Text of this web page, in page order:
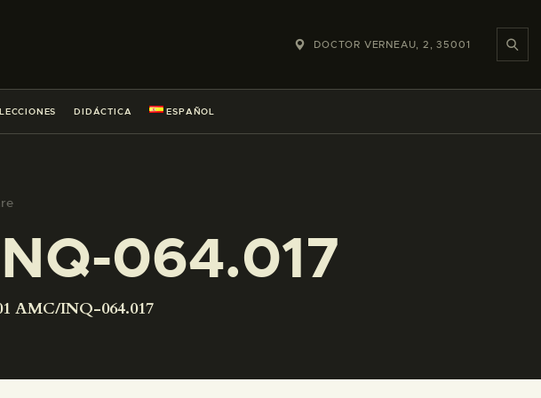
DOCTOR VERNEAU, 2, 35001
DIDÁCTICA ESPAÑOL
064.017
AMC/INQ-064.017